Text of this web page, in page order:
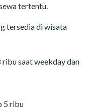
tertentu.
tersedia di wisata
saat weekday dan
5 ribu